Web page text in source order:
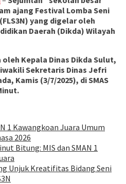
ajang Festival Lomba Seni
yang digelar oleh
Daerah (Dikda) Wilayah
Kepala Dinas Dikda Sulut,
Sekretaris Dinas Jefri
Kamis (3/7/2025), di SMAS
1 Kawangkoan Juara Umum
2026
Bitung: MIS dan SMAN 1
Unjuk Kreatifitas Bidang Seni